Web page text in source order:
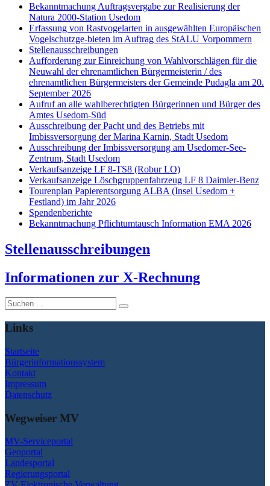
Bekanntmachung Auftragsvergabe zur Realisierung der
Natura 2000-Station Usedom
Erfassung von Rastvogelarten in ausgewählten Europäischen
Vogelschutzge-bieten im Auftrag des StALU Vorpommern
Stellenausschreibungen
Aufforderung zur Einreichung von Wahlvorschlägen für die
Neuwahl der ehrenamtlichen Bürgermeisterin / des
ehrenamtlichen Bürgermeisters der Gemeinde Pudagla am 20.
September 2026
Aufruf an alle wahlberechtigten Bürgerinnen und Bürger des
Amtes Usedom-Süd
Ausschreibung der Pacht und des Betriebs mit
Imbissversorgung der Marina Karnin, Stadt Usedom
Ausschreibung der Imbissversorgung am Usedomer-See-
Zentrum, Stadt Usedom
Verkaufsanzeige LF 8-TS8 (Robur LO)
Verkaufsanzeige Löschgruppenfahrzeug LF 8 Daimler-Benz
Tourenplan Papierentsorgung ALBA (Insel Usedom +
Festland) im Jahr 2026
Spendenberichte
Bekanntmachung Pflichtumtausch Information EMA 2026
Stellenausschreibungen
Informationen zur X-Rechnung
Suche
nach:
Links
Startseite
Bürgerinformationssystem
Kontakt
Impressum
Datenschutz
Wegweiser MV
MV-Serviceportal
Geoportal
Landesportal
Regierungsportal